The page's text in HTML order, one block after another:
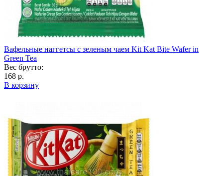
Вафельные наггетсы с зеленым чаем Kit Kat Bite Wafer in
Green Tea
Вес брутто:
168 р.
В корзину